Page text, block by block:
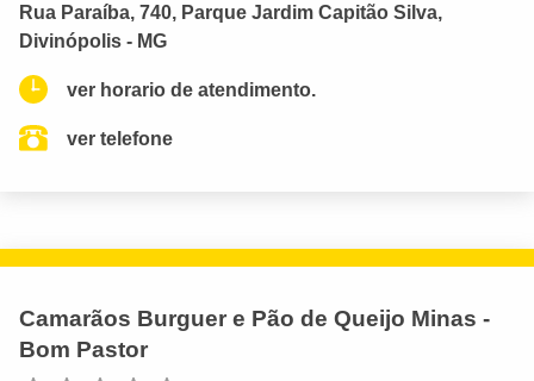
Rua Paraíba, 740, Parque Jardim Capitão Silva,
Divinópolis - MG
ver horario de atendimento.
ver telefone
Camarãos Burguer e Pão de Queijo Minas -
Bom Pastor